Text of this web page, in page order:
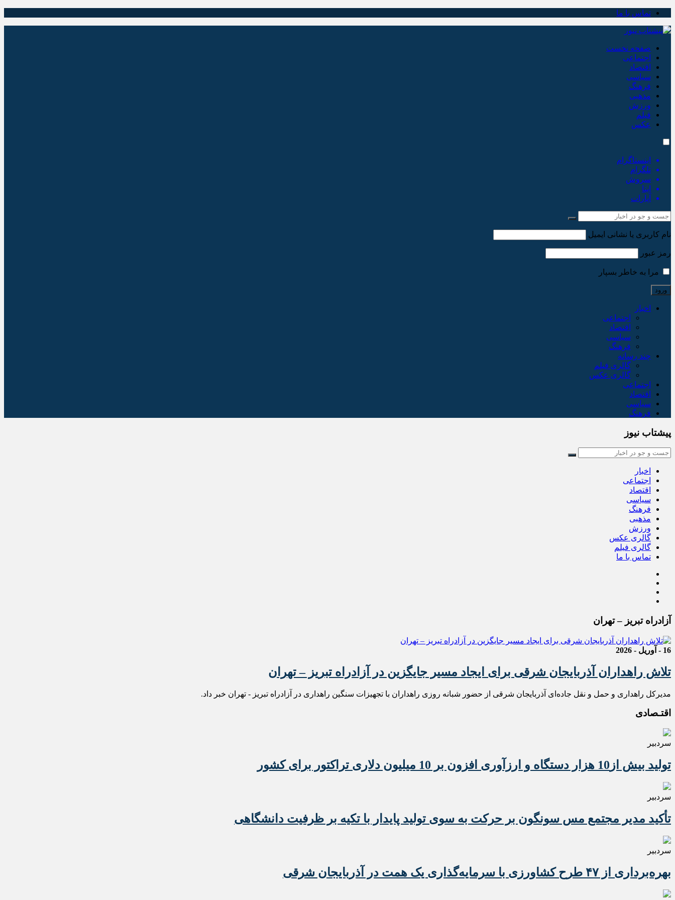
تماس با ما
صفحه نخست
اجتماعی
اقتصاد
سیاسی
فرهنگ
مذهبی
ورزش
فیلم
عکس
اینستاگرام
تلگرام
سروش
ایتا
آپارات
نام کاربری یا نشانی ایمیل
رمز عبور
مرا به خاطر بسپار
اخبار
اجتماعی
اقتصاد
سیاسی
فرهنگ
چند رسانه
گالری فیلم
گالری عکس
اجتماعی
اقتصاد
سیاسی
فرهنگ
پیشتاب نیوز
اخبار
اجتماعی
اقتصاد
سیاسی
فرهنگ
مذهبی
ورزش
گالری عکس
گالری فیلم
تماس با ما
آزادراه تبریز – تهران
16 - آوریل - 2026
تلاش راهداران آذربایجان شرقی برای ایجاد مسیر جایگزین در آزادراه تبریز – تهران
مدیرکل راهداری و حمل و نقل جاده‌ای آذربایجان شرقی از حضور شبانه روزی راهداران با تجهیزات سنگین راهداری در آزادراه تبریز - تهران خبر‌ داد‌.
اقتـصادی
سردبیر
تولید بیش از10 هزار دستگاه و ارزآوری افزون بر 10 میلیون دلاری تراکتور برای کشور
سردبیر
تأکید مدیر مجتمع مس سونگون بر حرکت به سوی تولید پایدار با تکیه بر ظرفیت دانشگاهی
سردبیر
بهره‌برداری از ۴۷ طرح کشاورزی با سرمایه‌گذاری یک همت در آذربایجان شرقی